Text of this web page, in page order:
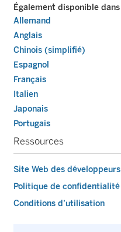
Également disponible dans
Allemand
Anglais
Chinois (simplifié)
Espagnol
Français
Italien
Japonais
Portugais
Ressources
Site Web des développeurs
Politique de confidentialité
Conditions d’utilisation